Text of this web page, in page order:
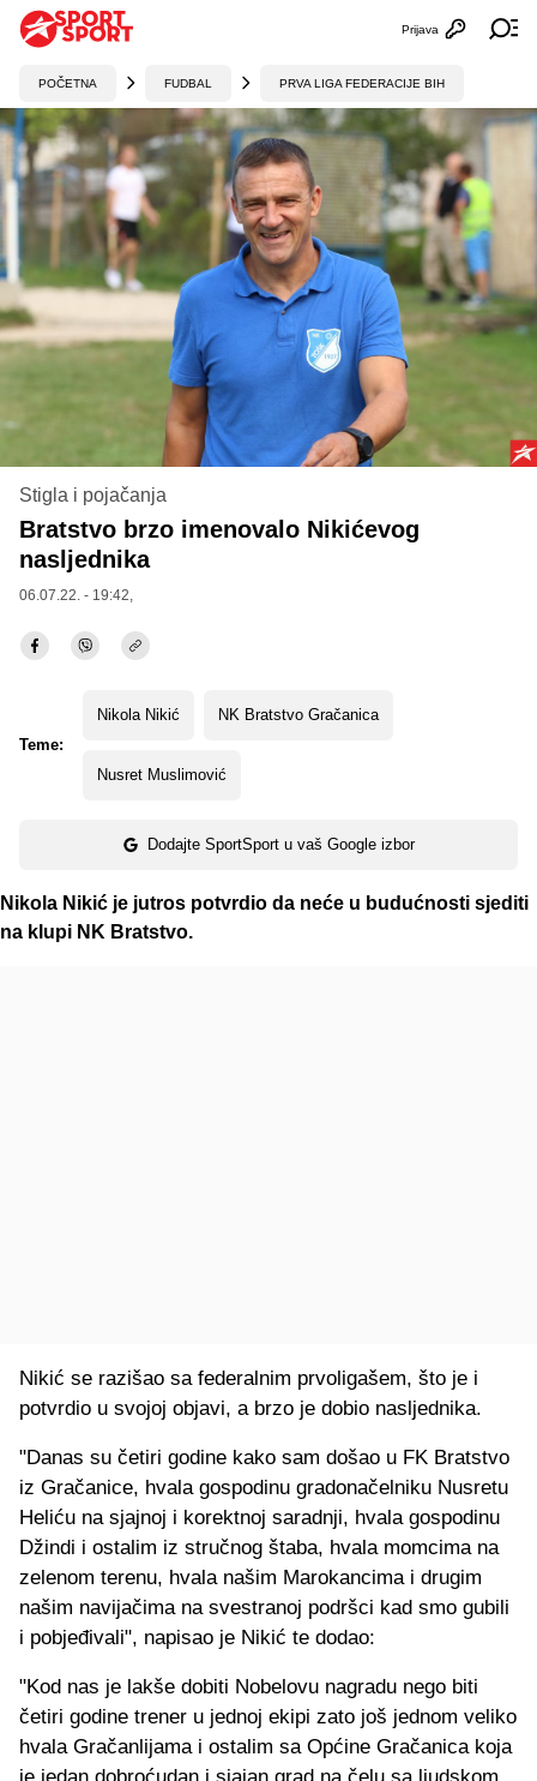
Otvori
Prijava
POČETNA FUDBAL PRVA LIGA FEDERACIJE BIH
Stigla i pojačanja
Bratstvo brzo imenovalo Nikićevog
nasljednika
06.07.22. - 19:42,
Teme:
Nikola Nikić NK Bratstvo Gračanica
Nusret Muslimović
Dodajte SportSport u vaš Google izbor
Nikola Nikić je jutros potvrdio da neće u budućnosti sjediti
na klupi NK Bratstvo.
Nikić se razišao sa federalnim prvoligašem, što je i
potvrdio u svojoj objavi, a brzo je dobio nasljednika.
"Danas su četiri godine kako sam došao u FK Bratstvo
iz Gračanice, hvala gospodinu gradonačelniku Nusretu
Heliću na sjajnoj i korektnoj saradnji, hvala gospodinu
Džindi i ostalim iz stručnog štaba, hvala momcima na
zelenom terenu, hvala našim Marokancima i drugim
našim navijačima na svestranoj podršci kad smo gubili
i pobjeđivali", napisao je Nikić te dodao:
"Kod nas je lakše dobiti Nobelovu nagradu nego biti
četiri godine trener u jednoj ekipi zato još jednom veliko
hvala Gračanlijama i ostalim sa Općine Gračanica koja
je jedan dobroćudan i sjajan grad na čelu sa ljudskom